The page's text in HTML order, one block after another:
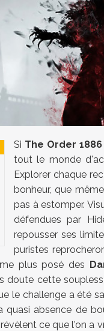
Si The Order 1886
tout le monde
Explorer chaque
bonheur, que
pas à estomper.
défendues par
repousser ses
puristes
plus posé des
doute cette
le challenge a été
quasi absence de
ce que l'on a